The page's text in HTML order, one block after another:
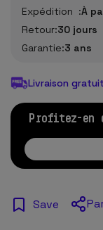
Expédition :À
Retour:30 jours
Garantie:3 ans
Livraison
Profitez-
Save